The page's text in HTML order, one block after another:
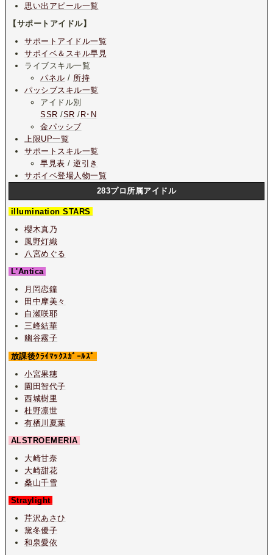
思い出アピール一覧
【サポートアイドル】
サポートアイドル一覧
サポイベ＆スキル早見
ライブスキル一覧
パネル / 所持
パッシブスキル一覧
アイドル別
SSR /SR / R･N
金パッシブ
上限UP一覧
サポートスキル一覧
早見表 /逆引き
サポイベ登場人物一覧
283プロ所属アイドル
illumination STARS
櫻木真乃
風野灯織
八宮めぐる
L'Antica
月岡恋鐘
田中摩美々
白瀬咲耶
三峰結華
幽谷霧子
放課後ｸﾗｲﾏｯｸｽｶﾞｰﾙｽﾞ
小宮果穂
園田智代子
西城樹里
杜野凛世
有栖川夏葉
ALSTROEMERIA
大崎甘奈
大崎甜花
桑山千雪
Straylight
芹沢あさひ
黛冬優子
和泉愛依